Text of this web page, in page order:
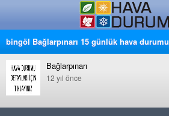
bingöl Bağlarpınarı 15 günlük hava durumu
Bağlarpınarı
12 yıl önce